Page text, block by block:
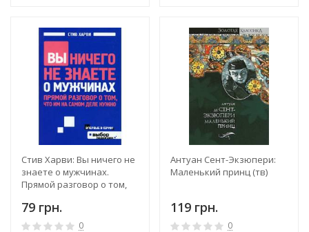
Стив Харви: Вы ничего не
знаете о мужчинах.
Прямой разговор о том,
нужно
79 грн.
0
Антуан Сент-Экзюпери:
Маленький принц (тв)
119 грн.
0